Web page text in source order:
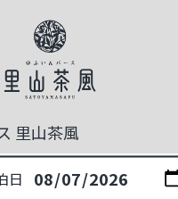
里山茶風
布院町川南828-1
日